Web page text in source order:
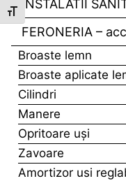
Toggle Font size
INSTALATII
FERONERIA –
Broaste lemn
Broaste aplicate
Cilindri
Manere
Opritoare uşi
Zavoare
Amortizor usi